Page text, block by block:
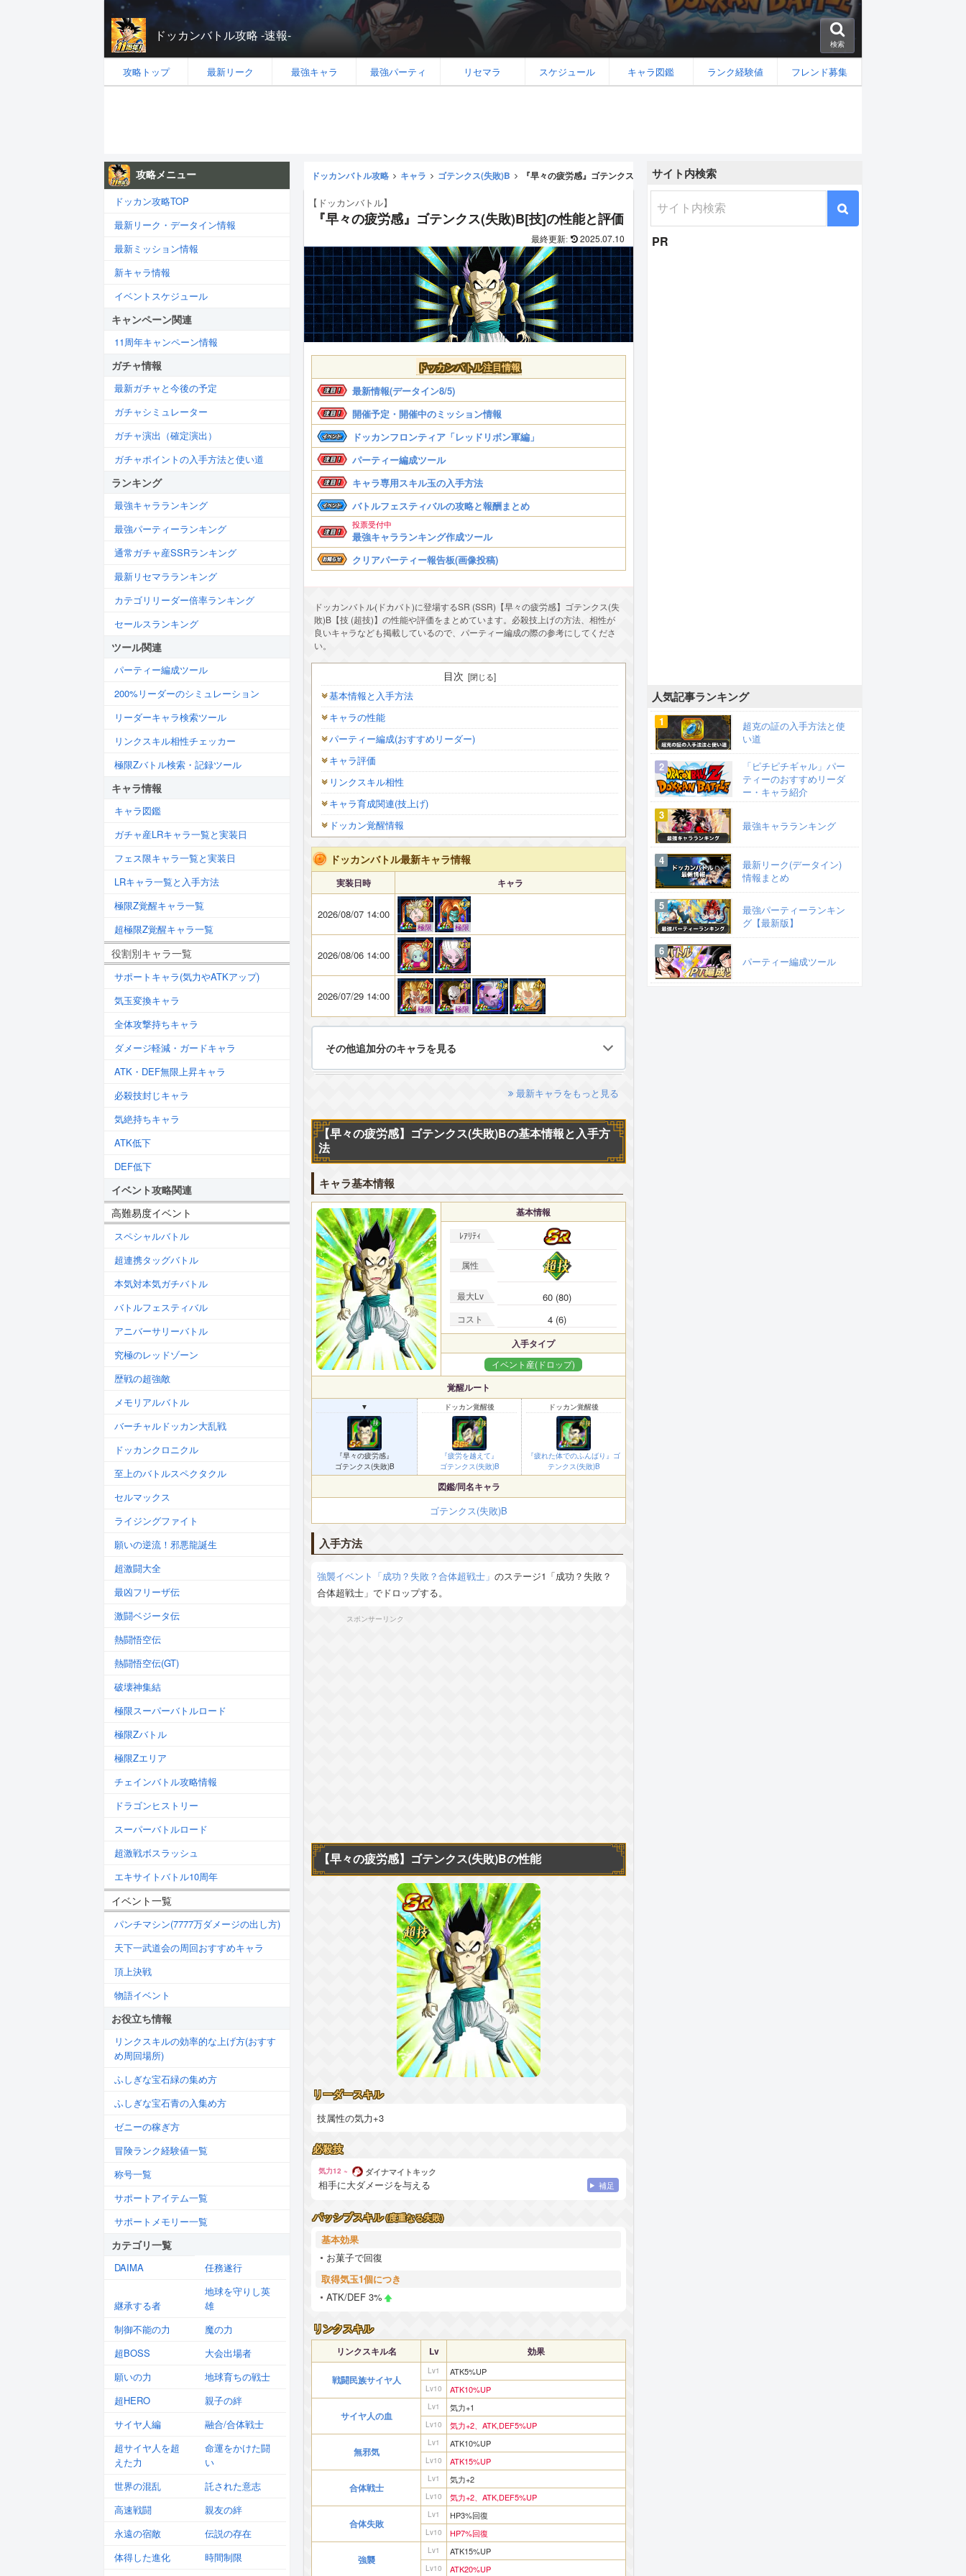
ドッカンバトル攻略 -速報-
検索
攻略トップ 最新リーク 最強キャラ 最強パーティ リセマラ スケジュール キャラ図鑑 ランク経験値 フレンド募集
ドッカンバトル攻略 キャラ ゴテンクス(失敗)B 『早々の疲労感』ゴテンクス(失敗)B[技]の性能と評価
【ドッカンバトル】
『早々の疲労感』ゴテンクス(失敗)B[技]の性能と評価
2025.07.10
ドッカンバトル注目情報
最新情報(データイン8/5)
開催予定・開催中のミッション情報
ドッカンフロンティア「レッドリボン軍編」
パーティー編成ツール
キャラ専用スキル玉の入手方法
バトルフェスティバルの攻略と報酬まとめ
投票受付中
最強キャラランキング作成ツール
クリアパーティー報告板(画像投稿)
ドッカンバトル(ドカバト)に登場するSR (SSR)【早々の疲労感】ゴテンクス(失
敗)B【技 (超技)】の性能や評価をまとめています。必殺技上げの方法、相性が
良いキャラなども掲載しているので、パーティー編成の際の参考にしてくださ
い。
目次
基本情報と入手方法
キャラの性能
パーティー編成(おすすめリーダー)
キャラ評価
リンクスキル相性
キャラ育成関連(技上げ)
ドッカン覚醒情報
ドッカンバトル最新キャラ情報
実装日時 キャラ
2026/08/07 14:00
極限 極限
2026/08/06 14:00
2026/07/29 14:00
極限 極限
その他追加分のキャラを見る
最新キャラをもっと見る
【早々の疲労感】ゴテンクス(失敗)Bの基本情報と入手方
法
キャラ基本情報
基本情報
ﾚｱﾘﾃｨ
属性
最大Lv 60 (80)
コスト 4 (6)
入手タイプ
イベント産(ドロップ)
覚醒ルート
▼
『早々の疲労感』
ゴテンクス(失敗)B
ドッカン覚醒後
『疲労を越えて』
ゴテンクス(失敗)B
ドッカン覚醒後
『疲れた体でのふんばり』ゴ
テンクス(失敗)B
図鑑/同名キャラ
ゴテンクス(失敗)B
入手方法
強襲イベント「成功？失敗？合体超戦士」 のステージ1「成功？失敗？
合体超戦士」でドロップする。
スポンサーリンク
【早々の疲労感】 ゴテンクス(失敗)Bの性能
リーダースキル
技属性の気力+3
必殺技
気力12 ~ ダイナマイトキック
相手に大ダメージを与える 補足
パッシブスキル (度重なる失敗)
基本効果
お菓子で回復
取得気玉1個につき
ATK/DEF 3%
リンクスキル
リンクスキル名 Lv 効果
戦闘民族サイヤ人
Lv1 ATK5%UP
Lv10 ATK10%UP
サイヤ人の血
Lv1 気力+1
Lv10 気力+2、ATK,DEF5%UP
無邪気
Lv1 ATK10%UP
Lv10 ATK15%UP
合体戦士
Lv1 気力+2
Lv10 気力+2、ATK,DEF5%UP
合体失敗
Lv1 HP3%回復
Lv10 HP7%回復
強襲
Lv1 ATK15%UP
Lv10 ATK20%UP
攻略メニュー
ドッカン攻略TOP
最新リーク・データイン情報
最新ミッション情報
新キャラ情報
イベントスケジュール
キャンペーン関連
11周年キャンペーン情報
ガチャ情報
最新ガチャと今後の予定
ガチャシミュレーター
ガチャ演出（確定演出）
ガチャポイントの入手方法と使い道
ランキング
最強キャラランキング
最強パーティーランキング
通常ガチャ産SSRランキング
最新リセマラランキング
カテゴリリーダー倍率ランキング
セールスランキング
ツール関連
パーティー編成ツール
200%リーダーのシミュレーション
リーダーキャラ検索ツール
リンクスキル相性チェッカー
極限Zバトル検索・記録ツール
キャラ情報
キャラ図鑑
ガチャ産LRキャラ一覧と実装日
フェス限キャラ一覧と実装日
LRキャラ一覧と入手方法
極限Z覚醒キャラ一覧
超極限Z覚醒キャラ一覧
役割別キャラ一覧
サポートキャラ(気力やATKアップ)
気玉変換キャラ
全体攻撃持ちキャラ
ダメージ軽減・ガードキャラ
ATK・DEF無限上昇キャラ
必殺技封じキャラ
気絶持ちキャラ
ATK低下
DEF低下
イベント攻略関連
高難易度イベント
スペシャルバトル
超連携タッグバトル
本気対本気ガチバトル
バトルフェスティバル
アニバーサリーバトル
究極のレッドゾーン
歴戦の超強敵
メモリアルバトル
バーチャルドッカン大乱戦
ドッカンクロニクル
至上のバトルスペクタクル
セルマックス
ライジングファイト
願いの逆流！邪悪龍誕生
超激闘大全
最凶フリーザ伝
激闘ベジータ伝
熱闘悟空伝
熱闘悟空伝(GT)
破壊神集結
極限スーパーバトルロード
極限Zバトル
極限Zエリア
チェインバトル攻略情報
ドラゴンヒストリー
スーパーバトルロード
超激戦ボスラッシュ
エキサイトバトル10周年
イベント一覧
パンチマシン(7777万ダメージの出し方)
天下一武道会の周回おすすめキャラ
頂上決戦
物語イベント
お役立ち情報
リンクスキルの効率的な上げ方(おすす
め周回場所)
ふしぎな宝石緑の集め方
ふしぎな宝石青の入集め方
ゼニーの稼ぎ方
冒険ランク経験値一覧
称号一覧
サポートアイテム一覧
サポートメモリー一覧
カテゴリ一覧
DAIMA 任務遂行
継承する者
地球を守りし英
雄
制御不能の力
魔の力
超BOSS
大会出場者
願いの力
地球育ちの戦士
超HERO
親子の絆
サイヤ人編
融合/合体戦士
超サイヤ人を超
えた力
命運をかけた闘
い
世界の混乱
託された意志
高速戦闘
親友の絆
永遠の宿敵
伝説の存在
体得した進化
時間制限
サイト内検索
PR
人気記事ランキング
超克の証の入手方法と使
い道
「ピチピチギャル」パー
ティーのおすすめリーダ
ー・キャラ紹介
最強キャラランキング
最新リーク(データイン)
情報まとめ
最強パーティーランキン
グ【最新版】
パーティー編成ツール